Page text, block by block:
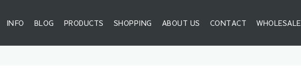
INFO BLOG PRODUCTS SHOPPING ABOUT US CONTACT WHOLESALE